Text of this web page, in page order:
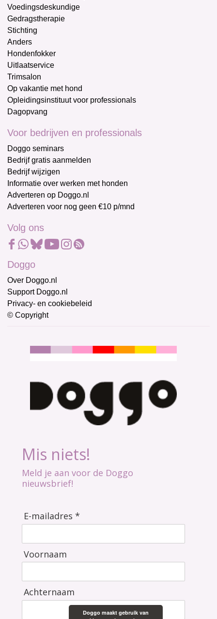
Voedingsdeskundige
Gedragstherapie
Stichting
Anders
Hondenfokker
Uitlaatservice
Trimsalon
Op vakantie met hond
Opleidingsinstituut voor professionals
Dagopvang
Voor bedrijven en professionals
Doggo seminars
Bedrijf gratis aanmelden
Bedrijf wijzigen
Informatie over werken met honden
Adverteren op Doggo.nl
Adverteren voor nog geen €10 p/mnd
Volg ons
Doggo
Over Doggo.nl
Support Doggo.nl
Privacy- en cookiebeleid
© Copyright
Mis niets!
Meld je aan voor de Doggo
nieuwsbrief!
E-mailadres *
Voornaam
Achternaam
Doggo maakt gebruik van